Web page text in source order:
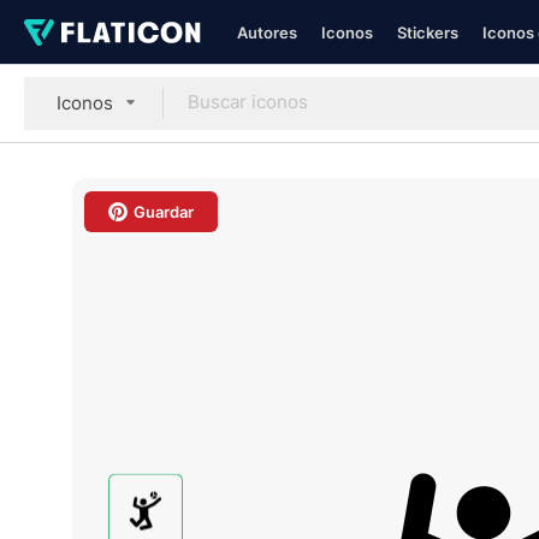
Autores Iconos Stickers Iconos
Iconos
Guardar